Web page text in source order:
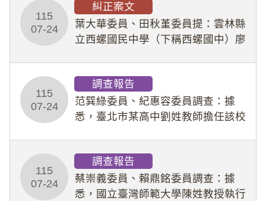
業把關與糾錯功能，不僅首份調查報
告漏未審酌師生不
115
07-24
糾正案文
葉大華委員、田秋堇委員提：雲林縣
立西螺國民中學（下稱西螺國中）廖
教羽球隊學生等行為，歷經該校校園
事件處理會議（下
115
07-24
調查報告
范巽綠委員、紀惠容委員調查：據
悉，臺北市某高中劉姓教師擔任該校
行拍攝特定樣態性影像並以手機傳送
劉師。該生因畏懼成
115
07-24
調查報告
蔡崇義委員、賴鼎銘委員調查：據
悉，國立臺灣師範大學陳姓教授執行